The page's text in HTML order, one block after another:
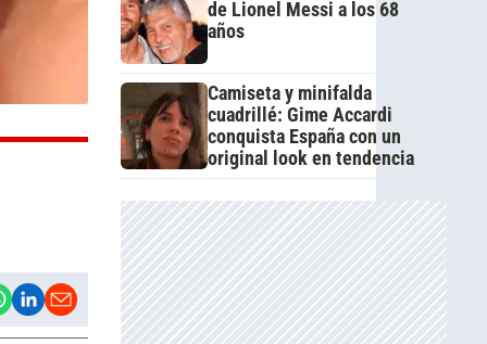
de Lionel Messi a los 68
años
Camiseta y minifalda
cuadrillé: Gime Accardi
conquista España con un
original look en tendencia